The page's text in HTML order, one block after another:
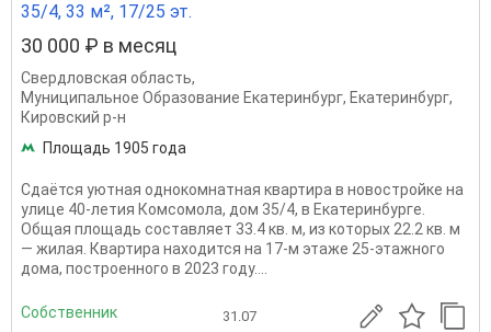
35/4, 33 м², 17/25 эт.
30 000 ₽ в месяц
Свердловская область,
Муниципальное Образование Екатеринбург, Екатеринбург,
Кировский р-н
Площадь 1905 года
Сдаётся уютная однокомнатная квартира в новостройке на
улице 40-летия Комсомола, дом 35/4, в Екатеринбурге.
Общая площадь составляет 33.4 кв. м, из которых 22.2 кв. м
— жилая. Квартира находится на 17-м этаже 25-этажного
дома, построенного в 2023 году....
Собственник 31.07